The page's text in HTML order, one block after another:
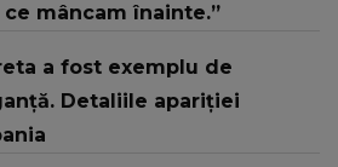
mâncam înainte.”
a fost exemplu de
Detaliile apariției